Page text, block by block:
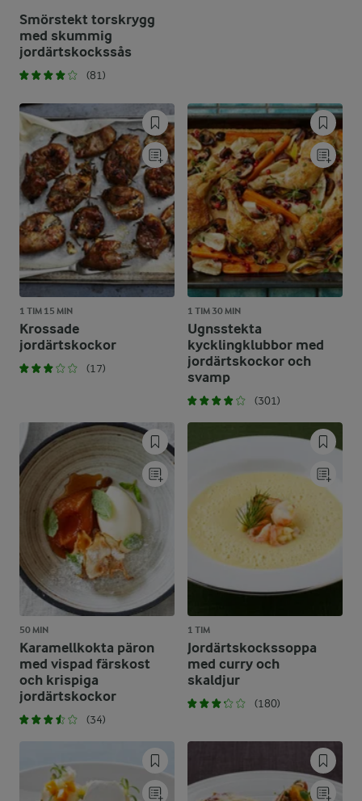
Smörstekt torskrygg
med skummig
jordärtskockssås
(81)
1 TIM 15 MIN
Krossade
jordärtskockor
(17)
1 TIM 30 MIN
Ugnsstekta
kycklingklubbor med
jordärtskockor och
svamp
(301)
50 MIN
Karamellkokta päron
med vispad färskost
och krispiga
jordärtskockor
(34)
1 TIM
Jordärtskockssoppa
med curry och
skaldjur
(180)